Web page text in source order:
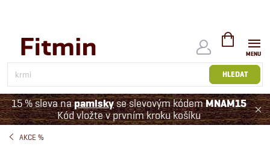
HLEDAT
NÁKUPNÍ
KOŠÍK
15 % sleva napamlskyse slevovým kódemMNAM15
Kód vložte v prvním kroku košíku
AKCE %